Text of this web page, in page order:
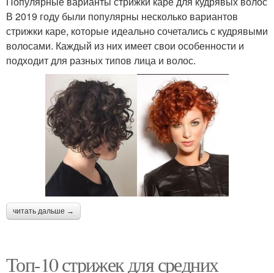
Пушистые волосы
Знаменитости с
вьющимися волосами
Стильные стрижки
Года для вьющихся
волос
Стрижки на кудрявых
волосах
Стрижка на кудрявых
волосах
В 2019 году были популярны несколько вариантов
стрижки каре, которые идеально сочетались с кудрявыми
волосами. Каждый из них имеет свои особенности и
подходит для разных типов лица и волос.
читать дальше →
Топ-10 стрижек для средних